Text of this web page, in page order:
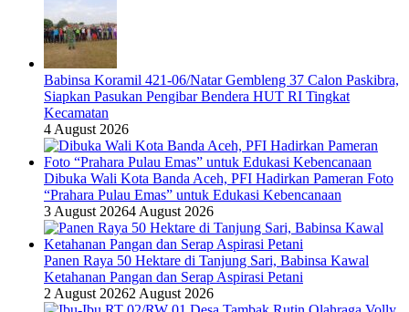
Babinsa Koramil 421-06/Natar Gembleng 37 Calon Paskibra,
Siapkan Pasukan Pengibar Bendera HUT RI Tingkat
Kecamatan
4 August 2026
Dibuka Wali Kota Banda Aceh, PFI Hadirkan Pameran Foto
“Prahara Pulau Emas” untuk Edukasi Kebencanaan
3 August 20264 August 2026
Panen Raya 50 Hektare di Tanjung Sari, Babinsa Kawal
Ketahanan Pangan dan Serap Aspirasi Petani
2 August 20262 August 2026